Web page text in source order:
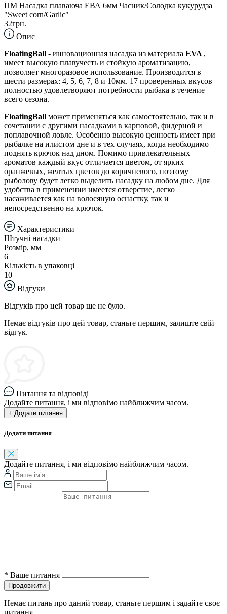
ПМ Насадка плаваюча ЕВА 6мм Часник/Солодка кукурудза
"Sweet corn/Garlic"
32грн.
Опис
FloatingBall - инновационная насадка из материала EVA ,
имеет высокую плавучесть и стойкую ароматизацию,
позволяет многоразовое использование. Производится в
шести размерах: 4, 5, 6, 7, 8 и 10мм. 17 проверенных вкусов
полностью удовлетворяют потребности рыбака в течение
всего сезона.
FloatingBall может применяться как самостоятельно, так и в
сочетании с другими насадками в карповой, фидерной и
поплавочной ловле. Особенно высокую ценность имеет при
рыбалке на илистом дне и в тех случаях, когда необходимо
поднять крючок над дном. Помимо привлекательных
ароматов каждый вкус отличается цветом, от ярких
оранжевых, желтых цветов до коричневого, поэтому
рыболову будет легко выделить насадку на любом дне. Для
удобства в применении имеется отверстие, легко
насаживается как на волосяную оснастку, так и
непосредственно на крючок.
Характеристики
Штучні насадки
Розмір, мм
6
Кількість в упаковці
10
Відгуки
Відгуків про цей товар ще не було.
Немає відгуків про цей товар, станьте першим, залиште свій
відгук.
Питання та відповіді
Додайте питання, і ми відповімо найближчим часом.
+ Додати питання
Додати питання
Додайте питання, і ми відповімо найближчим часом.
* Ваше питання
Продовжити
Немає питань про даний товар, станьте першим і задайте своє